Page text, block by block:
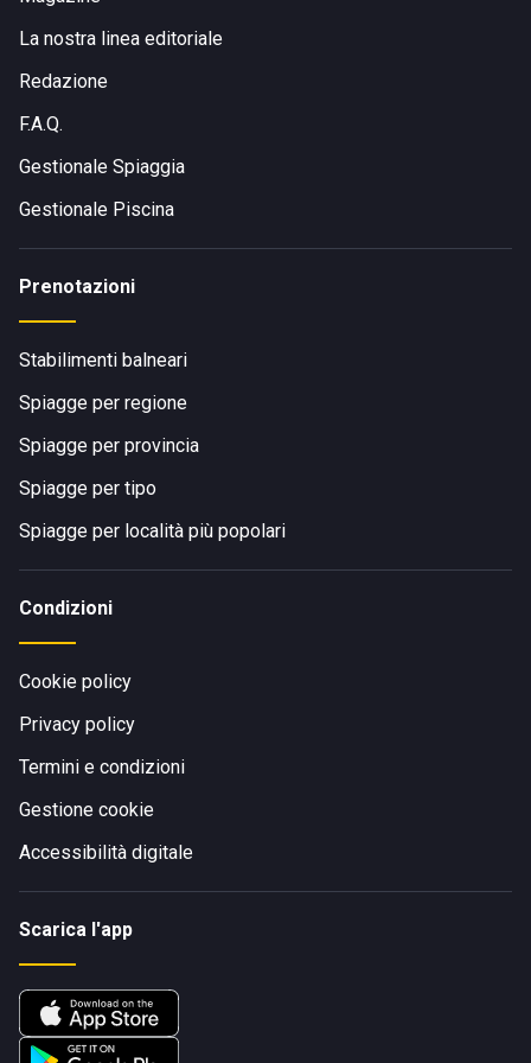
La nostra linea editoriale
Redazione
F.A.Q.
Gestionale Spiaggia
Gestionale Piscina
Prenotazioni
Stabilimenti balneari
Spiagge per regione
Spiagge per provincia
Spiagge per tipo
Spiagge per località più popolari
Condizioni
Cookie policy
Privacy policy
Termini e condizioni
Gestione cookie
Accessibilità digitale
Scarica l'app